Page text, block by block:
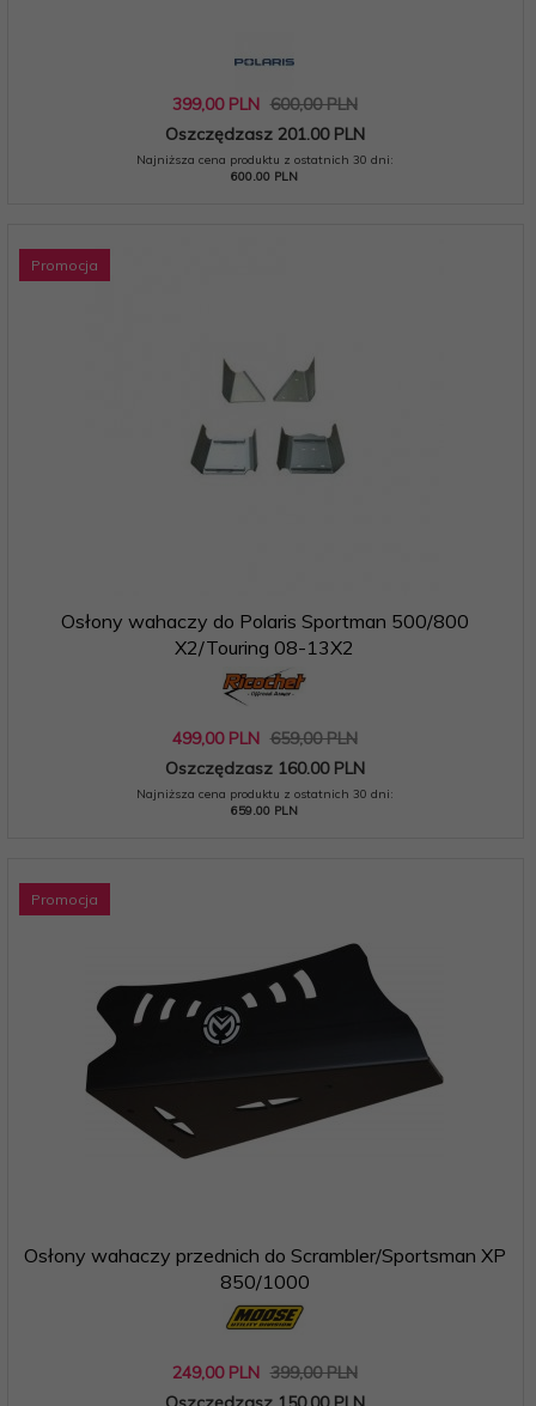
399,00 PLN 600,00 PLN
Oszczędzasz 201.00 PLN
Najniższa cena produktu z ostatnich 30 dni:
600.00 PLN
Promocja
Osłony wahaczy do Polaris Sportman 500/800
X2/Touring 08-13X2
499,00 PLN 659,00 PLN
Oszczędzasz 160.00 PLN
Najniższa cena produktu z ostatnich 30 dni:
659.00 PLN
Promocja
Osłony wahaczy przednich do Scrambler/Sportsman XP
850/1000
249,00 PLN 399,00 PLN